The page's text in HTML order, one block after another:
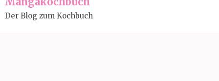
Der Blog zum Kochbuch